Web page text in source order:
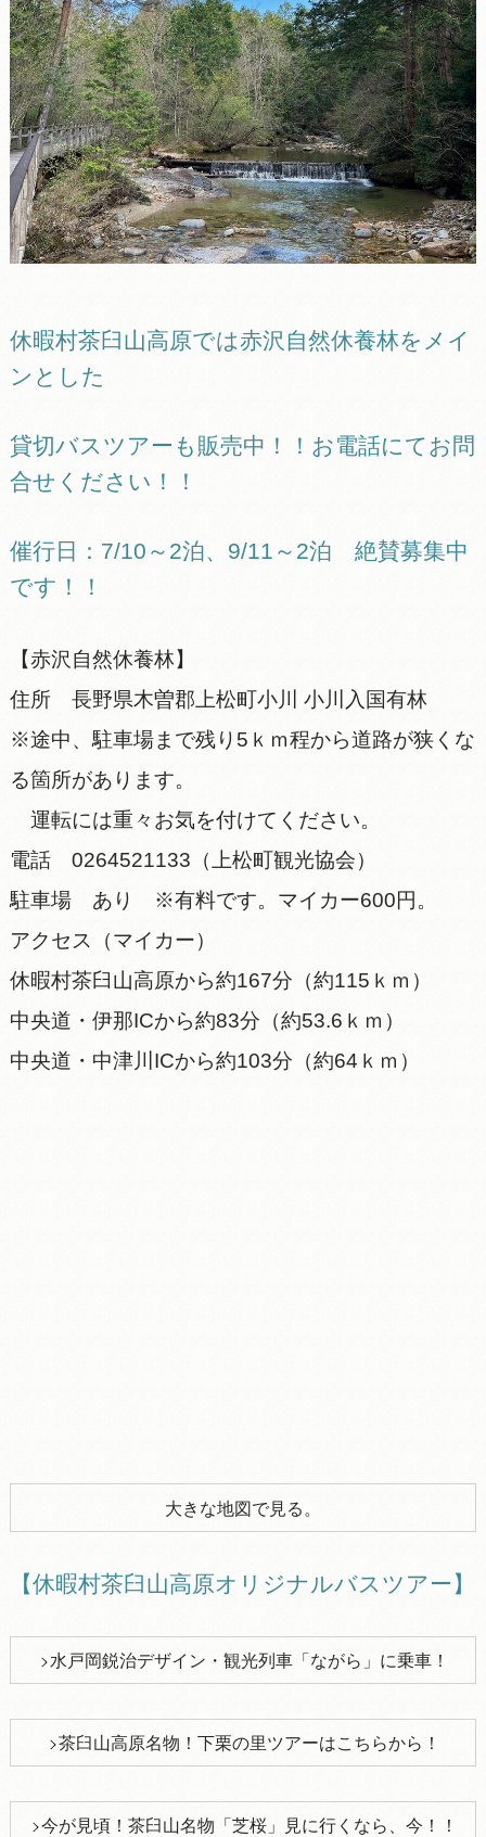
休暇村茶臼山高原では赤沢自然休養林をメイ
ンとした
貸切バスツアーも販売中！！お電話にてお問
合せください！！
催行日：7/10～2泊、9/11～2泊 絶賛募集中
です！！
【赤沢自然休養林】
住所 長野県木曽郡上松町小川 小川入国有林
※途中、駐車場まで残り5ｋｍ程から道路が狭くな
る箇所があります。
運転には重々お気を付けてください。
電話 0264521133（上松町観光協会）
駐車場 あり ※有料です。マイカー600円。
アクセス（マイカー）
休暇村茶臼山高原から約167分（約115ｋｍ）
中央道・伊那ICから約83分（約53.6ｋｍ）
中央道・中津川ICから約103分（約64ｋｍ）
大きな地図で見る。
【休暇村茶臼山高原オリジナルバスツアー】
水戸岡鋭治デザイン・観光列車「ながら」に乗車！
茶臼山高原名物！下栗の里ツアーはこちらから！
今が見頃！茶臼山名物「芝桜」見に行くなら、今！！